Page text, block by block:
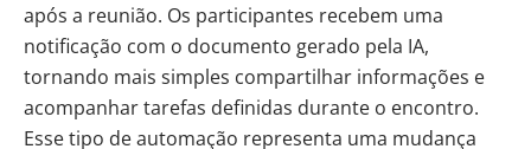
após a reunião. Os participantes recebem uma
notificação com o documento gerado pela IA,
tornando mais simples compartilhar informações e
acompanhar tarefas definidas durante o encontro.
Esse tipo de automação representa uma mudança